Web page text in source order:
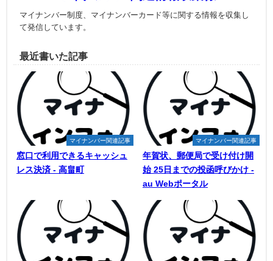
マイナンバー制度、マイナンバーカード等に関する情報を収集し
て発信しています。
最近書いた記事
マイナンバー関連記事
窓口で利用できるキャッシュ
レス決済 - 高畠町
マイナンバー関連記事
年賀状、郵便局で受け付け開
始 25日までの投函呼びかけ -
au Webポータル